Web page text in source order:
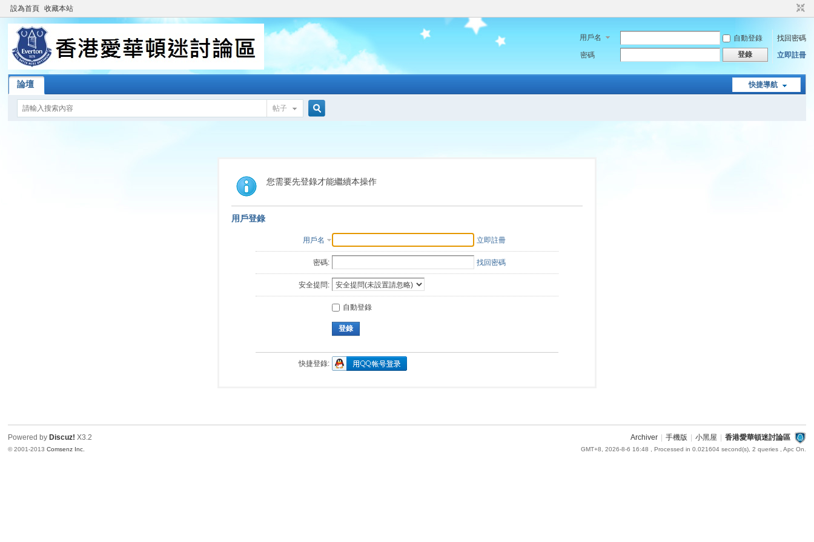
設為首頁 收藏本站
用戶名 自動登錄
找回密碼
密碼
登錄 立即註冊
快捷導航
論壇
帖子
索
您需要先登錄才能繼續本操作
用戶登錄
用戶名 立即註冊
密碼: 找回密碼
安全提問:
自動登錄
登錄
快捷登錄:
Archiver 手機版 小黑屋 香港愛華頓迷討論區
GMT+8, 2026-8-6 16:48 , Processed in 0.021604 second(s), 2 queries , Apc On.
Powered by Discuz! X3.2
© 2001-2013Comsenz Inc.